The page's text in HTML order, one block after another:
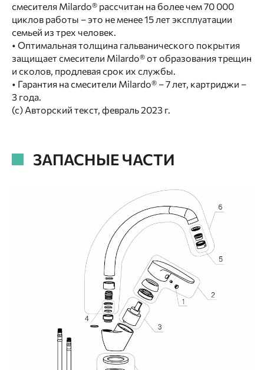
смесителя Milardo® рассчитан на более чем 70 000
циклов работы – это не менее 15 лет эксплуатации
семьей из трех человек.
• Оптимальная толщина гальванического покрытия
защищает смесители Milardo® от образования трещин
и сколов, продлевая срок их службы.
• Гарантия на смесители Milardo® – 7 лет, картриджи –
3 года.
(с) Авторский текст, февраль 2023 г.
ЗАПАСНЫЕ ЧАСТИ